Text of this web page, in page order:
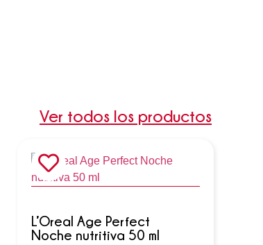
Ver todos los productos
L’Oreal Age Perfect
Noche nutritiva 50 ml